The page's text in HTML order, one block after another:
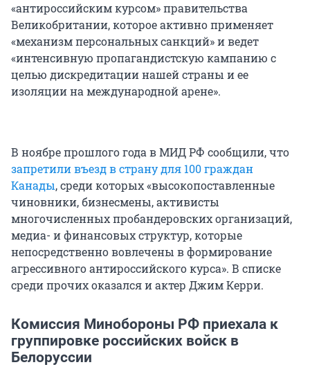
«антироссийским курсом» правительства
Великобритании, которое активно применяет
«механизм персональных санкций» и ведет
«интенсивную пропагандистскую кампанию с
целью дискредитации нашей страны и ее
изоляции на международной арене».
В ноябре прошлого года в МИД РФ сообщили, что
запретили въезд в страну для 100 граждан
Канады, среди которых «высокопоставленные
чиновники, бизнесмены, активисты
многочисленных пробандеровских организаций,
медиа- и финансовых структур, которые
непосредственно вовлечены в формирование
агрессивного антироссийского курса». В списке
среди прочих оказался и актер Джим Керри.
Комиссия Минобороны РФ приехала к
группировке российских войск в
Белоруссии